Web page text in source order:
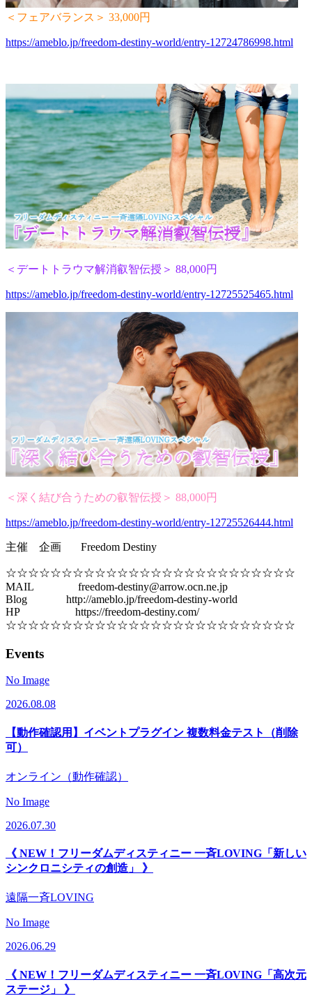
＜フェアバランス＞ 33,000円
https://ameblo.jp/freedom-destiny-world/entry-12724786998.html
＜デートトラウマ解消叡智伝授＞ 88,000円
https://ameblo.jp/freedom-destiny-world/entry-12725525465.html
＜深く結び合うための叡智伝授＞ 88,000円
https://ameblo.jp/freedom-destiny-world/entry-12725526444.html
主催 企画 Freedom Destiny
☆☆☆☆☆☆☆☆☆☆☆☆☆☆☆☆☆☆☆☆☆☆☆☆☆☆
MAIL freedom-destiny@arrow.ocn.ne.jp
Blog http://ameblo.jp/freedom-destiny-world
HP https://freedom-destiny.com/
☆☆☆☆☆☆☆☆☆☆☆☆☆☆☆☆☆☆☆☆☆☆☆☆☆☆
Events
No Image
2026.08.08
【動作確認用】イベントプラグイン 複数料金テスト（削除
可）
オンライン（動作確認）
No Image
2026.07.30
《 NEW！フリーダムディスティニー 一斉LOVING「新しい
シンクロニシティの創造」 》
遠隔一斉LOVING
No Image
2026.06.29
《 NEW！フリーダムディスティニー 一斉LOVING「高次元
ステージ」 》